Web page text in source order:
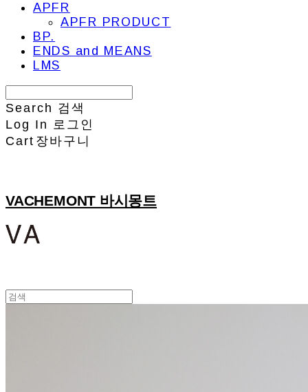
APFR
APFR PRODUCT
BP.
ENDS and MEANS
LMS
Search 검색
Log In 로그인
Cart 장바구니
VACHEMONT 바시몽트